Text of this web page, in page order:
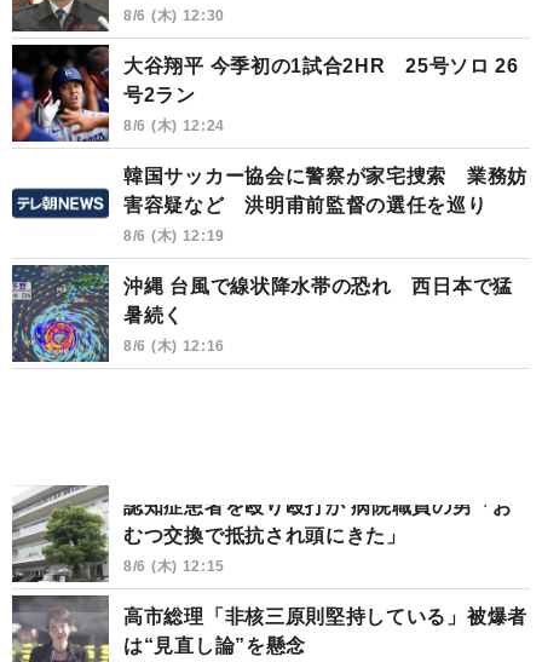
8/6 (木) 12:30
大谷翔平 今季初の1試合2HR 25号ソロ 26
号2ラン
8/6 (木) 12:24
韓国サッカー協会に警察が家宅捜索 業務妨
害容疑など 洪明甫前監督の選任を巡り
8/6 (木) 12:19
沖縄 台風で線状降水帯の恐れ 西日本で猛
暑続く
8/6 (木) 12:16
認知症患者を殴り殴打か 病院職員の男「お
むつ交換で抵抗され頭にきた」
8/6 (木) 12:15
高市総理「非核三原則堅持している」被爆者
は“見直し論”を懸念